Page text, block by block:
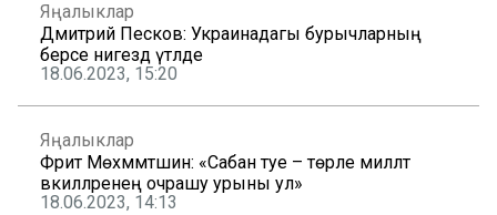
Яңалыклар
Дмитрий Песков: Украинадагы бурычларның
берсе нигездә үтәлде
18.06.2023, 15:20
Яңалыклар
Фәрит Мөхәммәтшин: «Сабан туе – төрле милләт
вәкилләренең очрашу урыны ул»
18.06.2023, 14:13